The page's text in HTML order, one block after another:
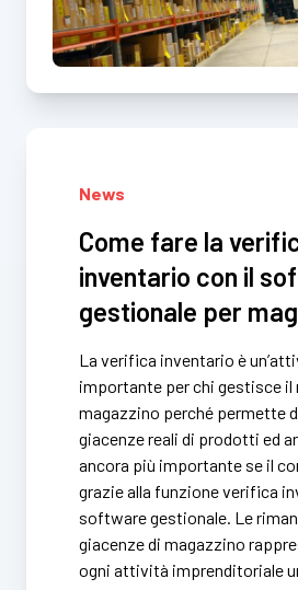
News
Come fare la
inventario con il
gestionale per
La verifica inventario è
importante per chi gestisce il
magazzino perché permette
giacenze reali di prodotti ed
ancora più importante se il
grazie alla funzione verifica
software gestionale. Le
giacenze di magazzino
ogni attività imprenditoriale